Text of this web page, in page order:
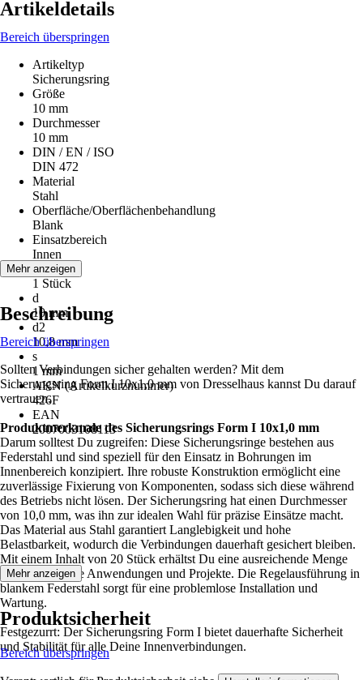
Artikeldetails
Bereich überspringen
Artikeltyp
Sicherungsring
Größe
10 mm
Durchmesser
10 mm
DIN / EN / ISO
DIN 472
Material
Stahl
Oberfläche/Oberflächenbehandlung
Blank
Einsatzbereich
Innen
Inhalt
1 Stück
d
10 mm
d2
10,8 mm
s
1 mm
AKN (Artikelkurznummer)
426F
EAN
2007003108113
Mehr anzeigen
Beschreibung
Bereich überspringen
Sollten Verbindungen sicher gehalten werden? Mit dem
Sicherungsring Form I 10x1,0 mm von Dresselhaus kannst Du darauf
vertrauen.
Produktmerkmale des Sicherungsrings Form I 10x1,0 mm
Darum solltest Du zugreifen: Diese Sicherungsringe bestehen aus
Federstahl und sind speziell für den Einsatz in Bohrungen im
Innenbereich konzipiert. Ihre robuste Konstruktion ermöglicht eine
zuverlässige Fixierung von Komponenten, sodass sich diese während
des Betriebs nicht lösen. Der Sicherungsring hat einen Durchmesser
von 10,0 mm, was ihn zur idealen Wahl für präzise Einsätze macht.
Das Material aus Stahl garantiert Langlebigkeit und hohe
Belastbarkeit, wodurch die Verbindungen dauerhaft gesichert bleiben.
Mit einem Inhalt von 20 Stück erhältst Du eine ausreichende Menge
für verschiedene Anwendungen und Projekte. Die Regelausführung in
blankem Federstahl sorgt für eine problemlose Installation und
Wartung.
Festgezurrt: Der Sicherungsring Form I bietet dauerhafte Sicherheit
und Stabilität für alle Deine Innenverbindungen.
Mehr anzeigen
Produktsicherheit
Bereich überspringen